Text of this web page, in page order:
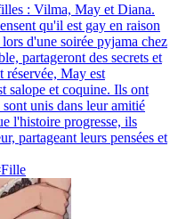
: Vilma, May et Diana.
qu'il est gay en raison
d'une soirée pyjama chez
partageront des secrets et
réservée, May est
salope et coquine. Ils ont
unis dans leur amitié
l'histoire progresse, ils
partageant leurs pensées et